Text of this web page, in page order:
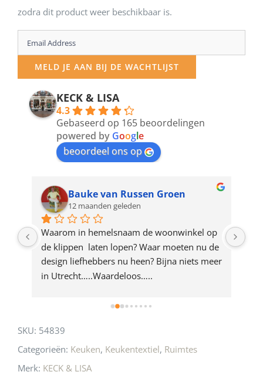
zodra dit product weer beschikbaar is.
Enter
your
email
address
product
MELD JE AAN BIJ DE WACHTLIJST
KECK & LISA
4.3
Gebaseerd op 165 beoordelingen
powered by Google
beoordeel ons op
Bauke van Russen Groen
12 maanden geleden
Waarom in hemelsnaam de woonwinkel op
de klippen  laten lopen? Waar moeten nu de
design liefhebbers nu heen? Bijna niets meer
in Utrecht…..Waardeloos…..
SKU: 54839
Categorieën: Keuken, Keukentextiel, Ruimtes
Merk: KECK & LISA